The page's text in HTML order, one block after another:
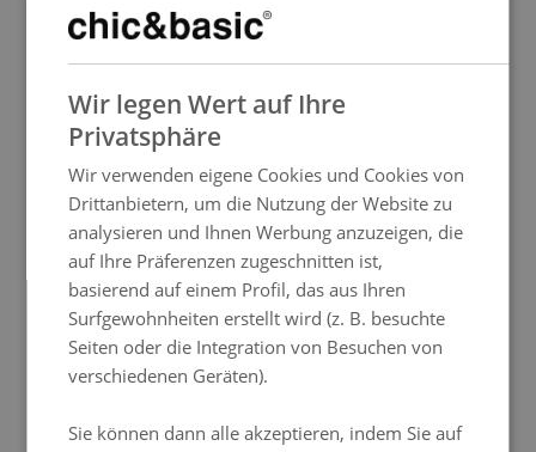
Dienstleistungen:
Wäsche und Reinigungsservice
SPANISH
ITALIAN
GERMAN
Wir legen Wert auf Ihre
Privatsphäre
Wir verwenden eigene Cookies und Cookies von
Drittanbietern, um die Nutzung der Website zu
analysieren und Ihnen Werbung anzuzeigen, die
auf Ihre Präferenzen zugeschnitten ist,
basierend auf einem Profil, das aus Ihren
Surfgewohnheiten erstellt wird (z. B. besuchte
Seiten oder die Integration von Besuchen von
verschiedenen Geräten).
Sie können dann alle akzeptieren, indem Sie auf